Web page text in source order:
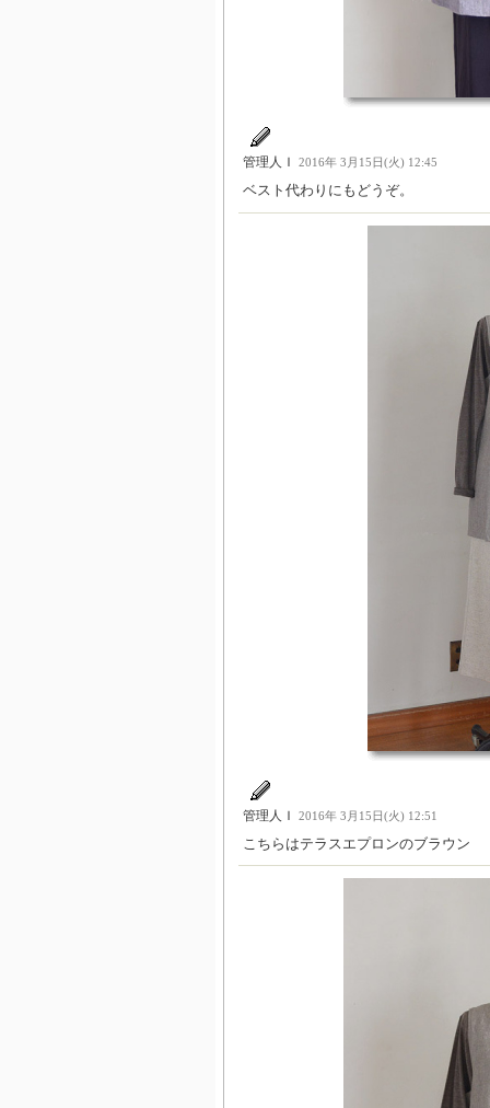
管理人Ｉ 2016年 3月15日(火) 12:45
ベスト代わりにもどうぞ。
管理人Ｉ 2016年 3月15日(火) 12:51
こちらはテラスエプロンのブラウン